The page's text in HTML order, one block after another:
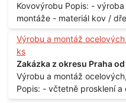
Kovovýrobu Popis: - výroba a montáž vrátek - včetně
montáže - materiál kov / dřevo -
Výrobu a montáž
ks
Zakázka z okresu Praha
Výrobu a montáž
Popis: - včtetně prosklení
samozamýkacích zámků pro